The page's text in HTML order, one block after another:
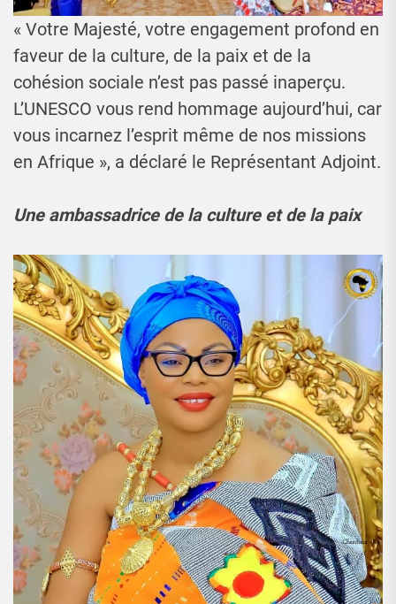
« Votre Majesté, votre engagement profond en
faveur de la culture, de la paix et de la
cohésion sociale n’est pas passé inaperçu.
L’UNESCO vous rend hommage aujourd’hui, car
vous incarnez l’esprit même de nos missions
en Afrique », a déclaré le Représentant Adjoint.
Une ambassadrice de la culture et de la paix